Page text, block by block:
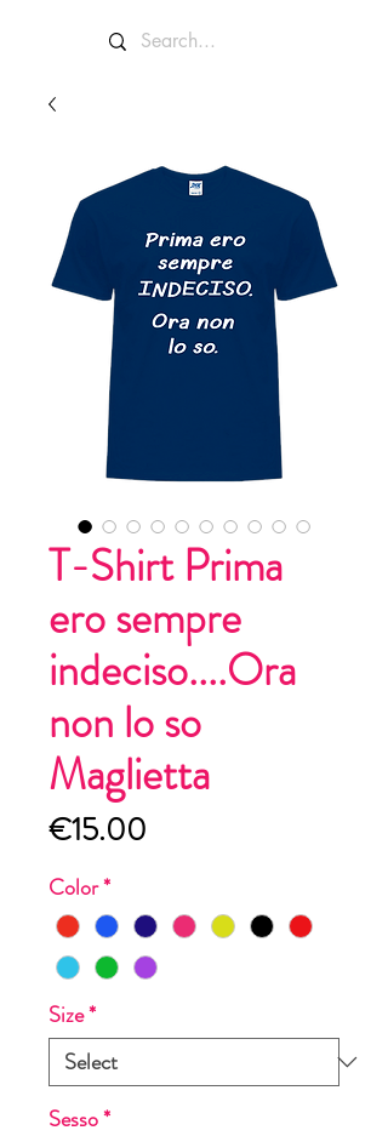
T-Shirt Prima
ero sempre
indeciso....Ora
non lo so
Maglietta
€15.00
Color*
Size*
Sesso*